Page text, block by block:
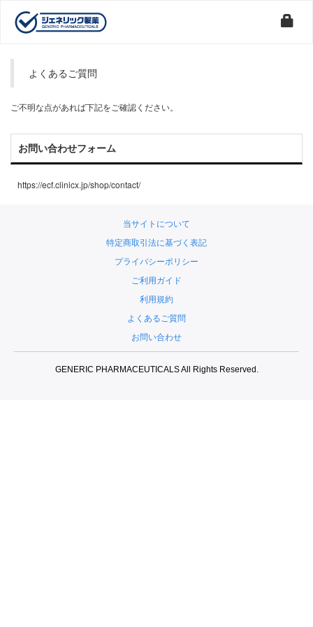
よくあるご質問
ご不明な点があれば下記をご確認ください。
お問い合わせフォーム
https://ecf.clinicx.jp/shop/contact/
当サイトについて
特定商取引法に基づく表記
プライバシーポリシー
ご利用ガイド
利用規約
よくあるご質問
お問い合わせ
GENERIC PHARMACEUTICALS All Rights Reserved.